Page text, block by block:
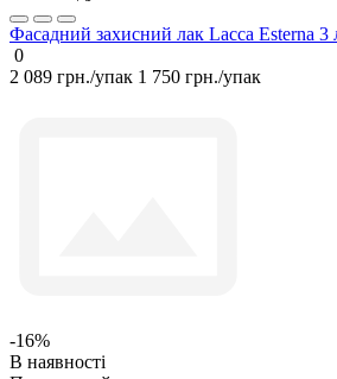
Фасадний захисний лак Lacca Esterna 3
0
2 089 грн./упак 1 750 грн./упак
-16%
В наявності